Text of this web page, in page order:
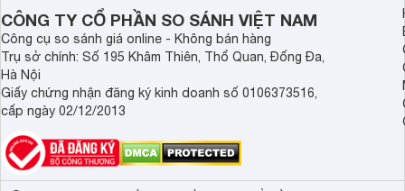
CÔNG TY CỔ PHẦN SO SÁNH VIỆT NAM
Công cụ so sánh giá online - Không bán hàng
Trụ sở chính: Số 195 Khâm Thiên, Thổ Quan, Đống Đa,
Hà Nội
Giấy chứng nhận đăng ký kinh doanh số 0106373516,
cấp ngày 02/12/2013